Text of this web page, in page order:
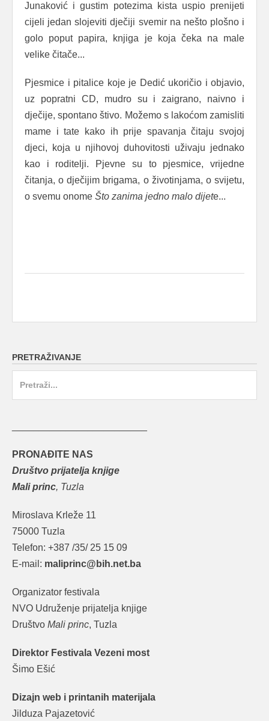
Junaković i gustim potezima kista uspio prenijeti
cijeli jedan slojeviti dječiji svemir na nešto plošno i
golo poput papira, knjiga je koja čeka na male
velike čitače...
Pjesmice i pitalice koje je Dedić ukoričio i objavio,
uz popratni CD, mudro su i zaigrano, naivno i
dječije, spontano štivo. Možemo s lakoćom zamisliti
mame i tate kako ih prije spavanja čitaju svojoj
djeci, koja u njihovoj duhovitosti uživaju jednako
kao i roditelji. Pjevne su to pjesmice, vrijedne
čitanja, o dječijim brigama, o životinjama, o svijetu,
o svemu onome Što zanima jedno malo dijete...
PRETRAŽIVANJE
PRONAĐITE NAS
Društvo prijatelja knjige
Mali princ, Tuzla
Miroslava Krleže 11
75000 Tuzla
Telefon: +387 /35/ 25 15 09
E-mail: maliprinc@bih.net.ba
Organizator festivala
NVO Udruženje prijatelja knjige
Društvo Mali princ, Tuzla
Direktor Festivala Vezeni most
Šimo Ešić
Dizajn web i printanih materijala
Jilduza Pajazetović